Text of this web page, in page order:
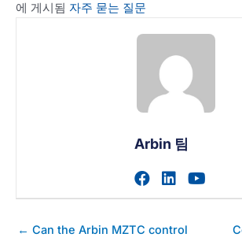
에 게시됨 자주 묻는 질문
Arbin 팀
작가의작가의
← Can the Arbin MZTC control